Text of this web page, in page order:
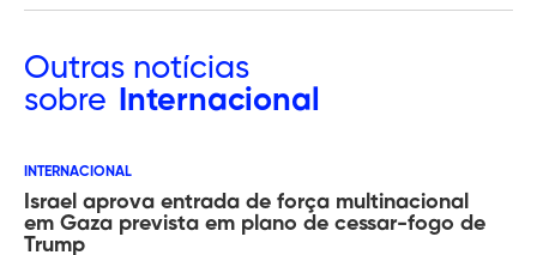
Outras notícias
sobre
Internacional
INTERNACIONAL
Israel aprova entrada de força multinacional
em Gaza prevista em plano de cessar-fogo de
Trump